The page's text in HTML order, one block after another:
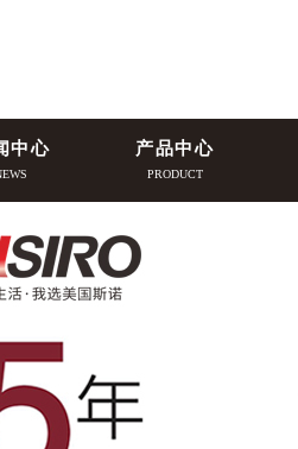
中心 产品中心
PRODUCT